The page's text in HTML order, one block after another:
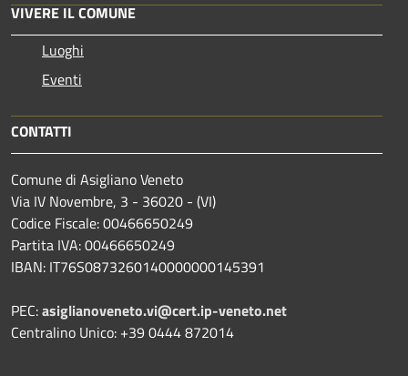
VIVERE IL COMUNE
Luoghi
Eventi
CONTATTI
Comune di Asigliano Veneto
Via IV Novembre, 3 - 36020 - (VI)
Codice Fiscale: 00466650249
Partita IVA: 00466650249
IBAN: IT76S0873260140000000145391
PEC:asiglianoveneto.vi@cert.ip-veneto.net
Centralino Unico: +39 0444 872014